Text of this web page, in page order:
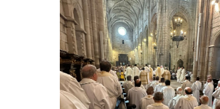
AGENDA
MULTIMÉDIA
SENTIR COM A IGREJA
CONTACTOS